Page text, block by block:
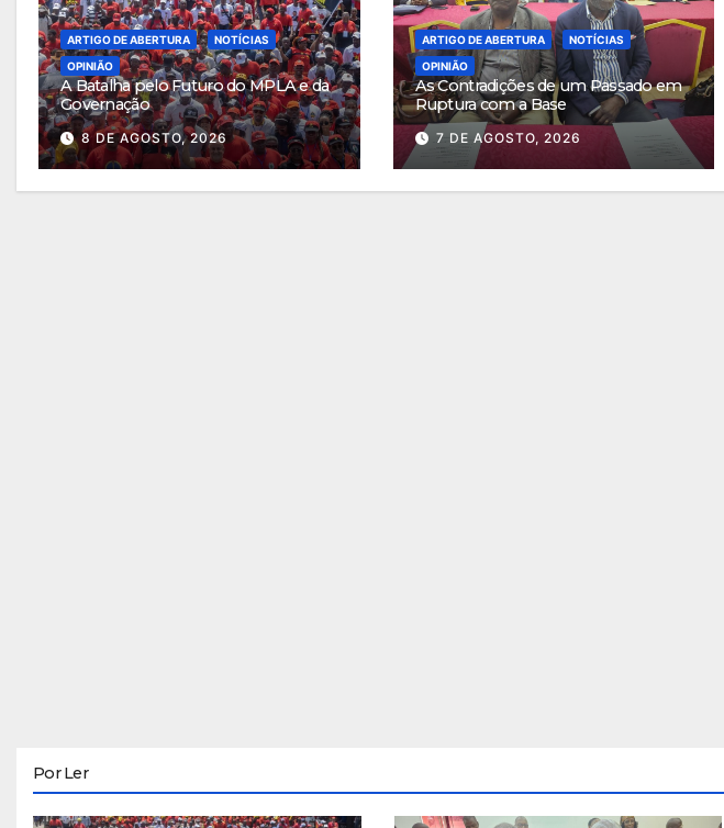
ARTIGO DE ABERTURA
NOTÍCIAS
OPINIÃO
A Batalha pelo Futuro do MPLA e da
Governação
8 DE AGOSTO, 2026
ARTIGO DE ABERTURA
NOTÍCIAS
OPINIÃO
As Contradições de um Passado em
Ruptura com a Base
7 DE AGOSTO, 2026
Por Ler